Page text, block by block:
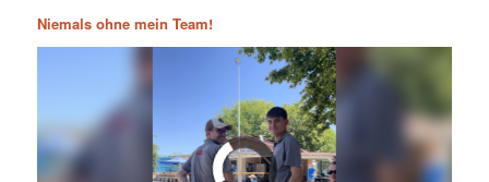
Niemals ohne mein Team!